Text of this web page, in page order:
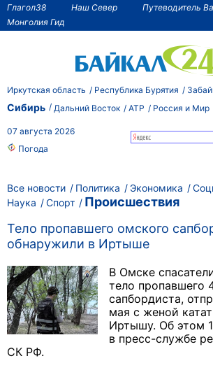
Глагол38 Наш Север
Путеводитель
Монголия Гид
Иркутская область Республика Бурятия
Сибирь Дальний Восток АТР Россия и Мир
07 августа 2026
Погода
Все новости Политика Экономика
Наука
Спорт
Происшествия
Тело пропавшего омского
обнаружили в Иртыше
В Омске
тело пропавшего
сапбордиста,
мая с женой
Иртышу. Об этом
в пресс-службе
СК РФ.